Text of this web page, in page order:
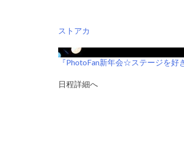
ストアカ
『PhotoFan新年会☆ステージを好
日程詳細へ